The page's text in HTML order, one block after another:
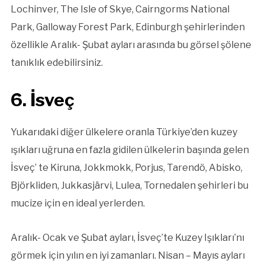
Lochinver, The Isle of Skye, Cairngorms National
Park, Galloway Forest Park, Edinburgh şehirlerinden
özellikle Aralık- Şubat ayları arasında bu görsel şölene
tanıklık edebilirsiniz.
6. İsveç
Yukarıdaki diğer ülkelere oranla Türkiye’den kuzey
ışıkları uğruna en fazla gidilen ülkelerin başında gelen
İsveç’ te Kiruna, Jokkmokk, Porjus, Tarendö, Abisko,
Björkliden, Jukkasjärvi, Lulea, Tornedalen şehirleri bu
mucize için en ideal yerlerden.
Aralık- Ocak ve Şubat ayları, İsveç’te Kuzey Işıkları’nı
görmek için yılın en iyi zamanları. Nisan – Mayıs ayları